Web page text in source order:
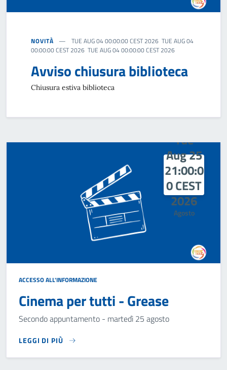
NOVITÀ
TUE AUG 04 00:00:00 CEST 2026 TUE AUG 04
00:00:00 CEST 2026 TUE AUG 04 00:00:00 CEST 2026
Avviso chiusura biblioteca
Chiusura estiva biblioteca
Tue
Aug 25
21:00:0
0 CEST
2026
Agosto
ACCESSO ALL'INFORMAZIONE
Cinema per tutti - Grease
Secondo appuntamento - martedì 25 agosto
LEGGI DI PIÙ
SECONDO APPUNTAMENTO - MARTEDÌ 25 AGOSTO